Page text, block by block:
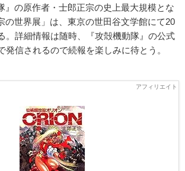
』の原作者・士郎正宗の史上最大規模とな
の世界展」は、東京の世田谷文学館にて20
。詳細情報は随時、『攻殻機動隊』の公式
発信されるので続報を楽しみに待とう。